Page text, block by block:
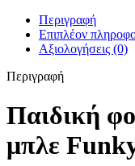
Περιγραφή
Επιπλέον
Αξιολογήσεις (0)
Περιγραφή
Παιδική
μπλε